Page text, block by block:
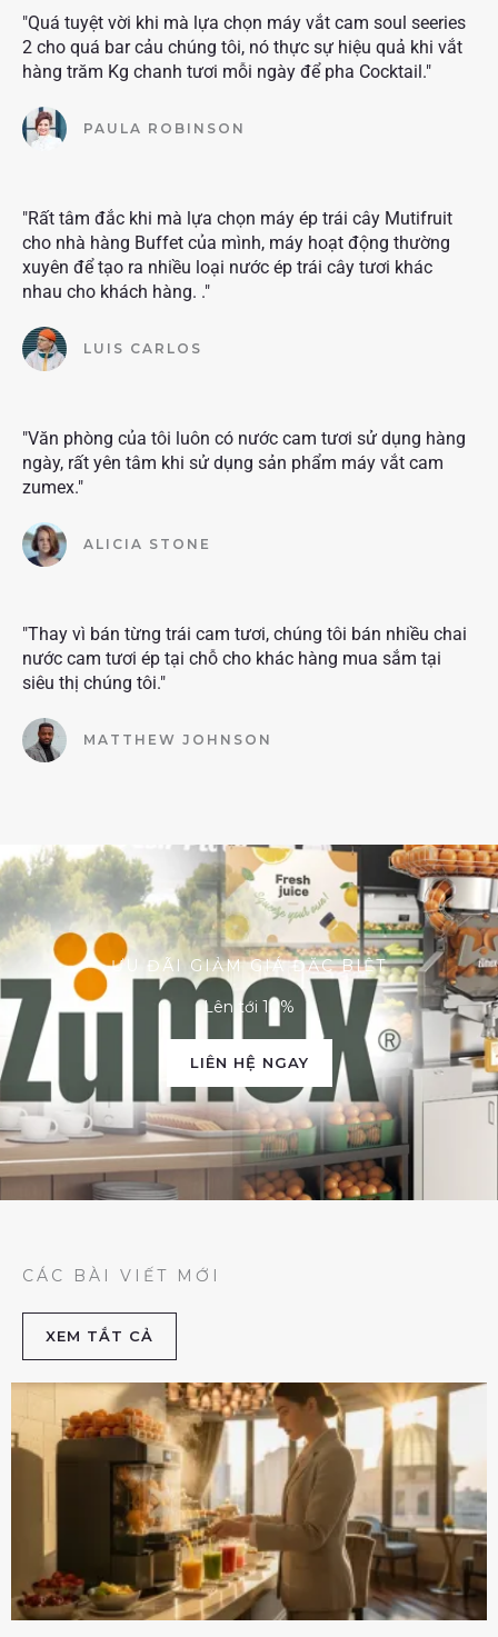
"Quá tuyệt vời khi mà lựa chọn máy vắt cam soul seeries
2 cho quá bar cảu chúng tôi, nó thực sự hiệu quả khi vắt
hàng trăm Kg chanh tươi mỗi ngày để pha Cocktail."
PAULA ROBINSON
"Rất tâm đắc khi mà lựa chọn máy ép trái cây Mutifruit
cho nhà hàng Buffet của mình, máy hoạt động thường
xuyên để tạo ra nhiều loại nước ép trái cây tươi khác
nhau cho khách hàng. ."
LUIS CARLOS
"Văn phòng của tôi luôn có nước cam tươi sử dụng hàng
ngày, rất yên tâm khi sử dụng sản phẩm máy vắt cam
zumex."
ALICIA STONE
"Thay vì bán từng trái cam tươi, chúng tôi bán nhiều chai
nước cam tươi ép tại chỗ cho khác hàng mua sắm tại
siêu thị chúng tôi."
MATTHEW JOHNSON
ƯU ĐÃI GIẢM GIÁ ĐẶC BIỆT
Lên tới 10%
LIÊN HỆ NGAY
CÁC BÀI VIẾT MỚI
XEM TẮT CẢ